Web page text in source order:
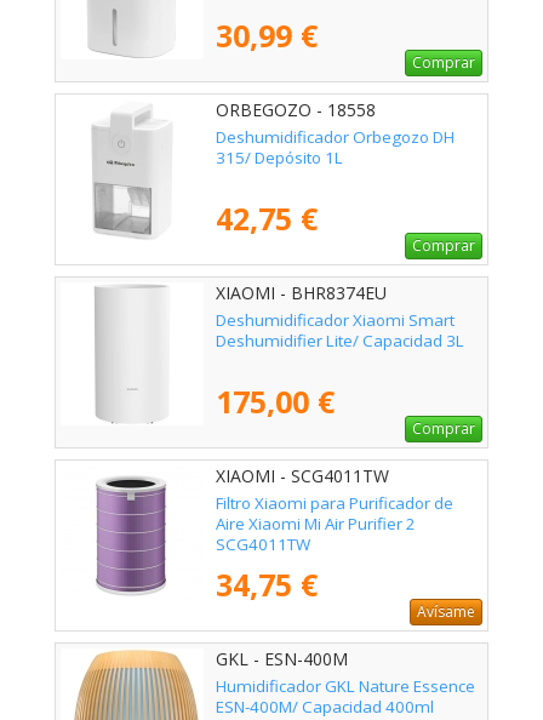
30,99 €
Comprar
ORBEGOZO - 18558
Deshumidificador Orbegozo DH
315/ Depósito 1L
42,75 €
Comprar
XIAOMI - BHR8374EU
Deshumidificador Xiaomi Smart
Deshumidifier Lite/ Capacidad 3L
175,00 €
Comprar
XIAOMI - SCG4011TW
Filtro Xiaomi para Purificador de
Aire Xiaomi Mi Air Purifier 2
SCG4011TW
34,75 €
Avísame
GKL - ESN-400M
Humidificador GKL Nature Essence
ESN-400M/ Capacidad 400ml